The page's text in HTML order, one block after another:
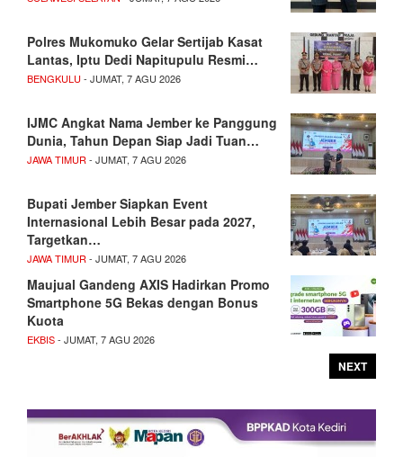
Polres Mukomuko Gelar Sertijab Kasat
Lantas, Iptu Dedi Napitupulu Resmi…
BENGKULU - JUMAT, 7 AGU 2026
IJMC Angkat Nama Jember ke Panggung
Dunia, Tahun Depan Siap Jadi Tuan…
JAWA TIMUR- JUMAT, 7 AGU 2026
Bupati Jember Siapkan Event
Internasional Lebih Besar pada 2027,
Targetkan…
JAWA TIMUR- JUMAT, 7 AGU 2026
Maujual Gandeng AXIS Hadirkan Promo
Smartphone 5G Bekas dengan Bonus
Kuota
EKBIS- JUMAT, 7 AGU 2026
NEXT